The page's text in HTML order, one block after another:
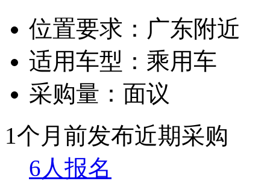
位置要求： 广东附近
适用车型： 乘用车
采购量： 面议
1个月前发布近期采购
6人报名